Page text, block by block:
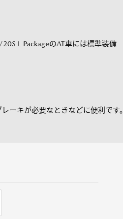
L PackageのAT車には標準装備
ーキが必要なときなどに便利です。